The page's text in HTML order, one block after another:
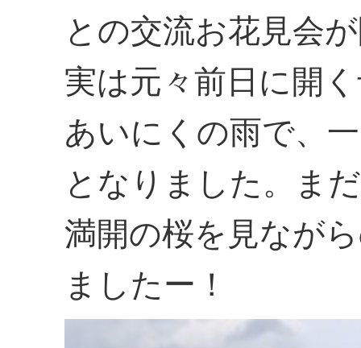
との交流お花見会
実は元々前日に開
あいにくの雨で、
となりました。ま
満開の桜を見なが
ましたー！